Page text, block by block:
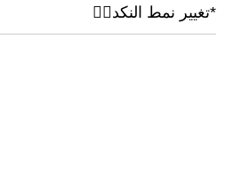
*تغيير نمط النكد🤦‍♂️